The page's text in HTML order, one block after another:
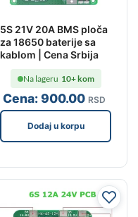
5S 21V 20A BMS ploča
za 18650 baterije sa
kablom | Cena Srbija
Cena:900.00 RSD
Na lageru 10+ kom
Dodaj u korpu